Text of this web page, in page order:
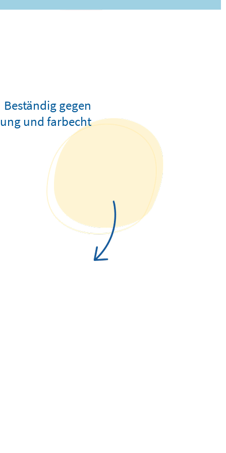
Beständig gegen
und farbecht